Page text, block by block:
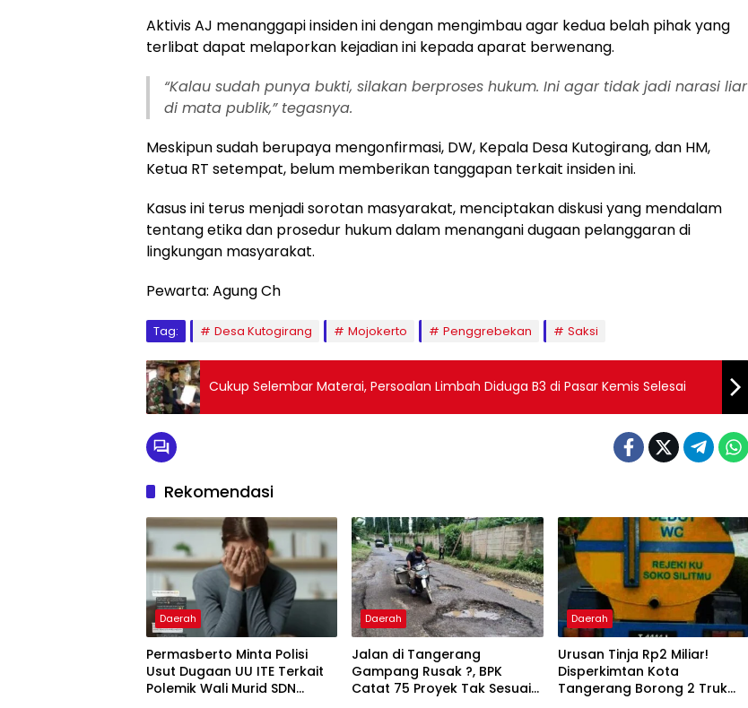
Aktivis AJ menanggapi insiden ini dengan mengimbau agar kedua belah pihak yang
terlibat dapat melaporkan kejadian ini kepada aparat berwenang.
“Kalau sudah punya bukti, silakan berproses hukum. Ini agar tidak jadi narasi liar
di mata publik,” tegasnya.
Meskipun sudah berupaya mengonfirmasi, DW, Kepala Desa Kutogirang, dan HM,
Ketua RT setempat, belum memberikan tanggapan terkait insiden ini.
Kasus ini terus menjadi sorotan masyarakat, menciptakan diskusi yang mendalam
tentang etika dan prosedur hukum dalam menangani dugaan pelanggaran di
lingkungan masyarakat.
Pewarta: Agung Ch
Tag: Desa Kutogirang Mojokerto Penggrebekan Saksi
Cukup Selembar Materai, Persoalan Limbah Diduga B3 di Pasar Kemis Selesai
Rekomendasi
Daerah
Permasberto Minta Polisi
Usut Dugaan UU ITE Terkait
Polemik Wali Murid SDN
Daerah
Jalan di Tangerang
Gampang Rusak ?, BPK
Catat 75 Proyek Tak Sesuai
Daerah
Urusan Tinja Rp2 Miliar!
Disperkimtan Kota
Tangerang Borong 2 Truk